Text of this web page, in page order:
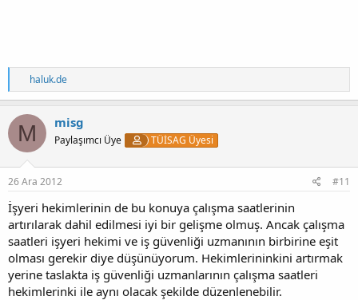
T
e
p
k
i
l
e
r
:
haluk.de
M misg
Paylaşımcı Üye TÜİSAG Üyesi
26 Ara 2012 #11
İşyeri hekimlerinin de bu konuya çalışma saatlerinin
artırılarak dahil edilmesi iyi bir gelişme olmuş. Ancak çalışma
saatleri işyeri hekimi ve iş güvenliği uzmanının birbirine eşit
olması gerekir diye düşünüyorum. Hekimlerininkini artırmak
yerine taslakta iş güvenliği uzmanlarının çalışma saatleri
hekimlerinki ile aynı olacak şekilde düzenlenebilir.